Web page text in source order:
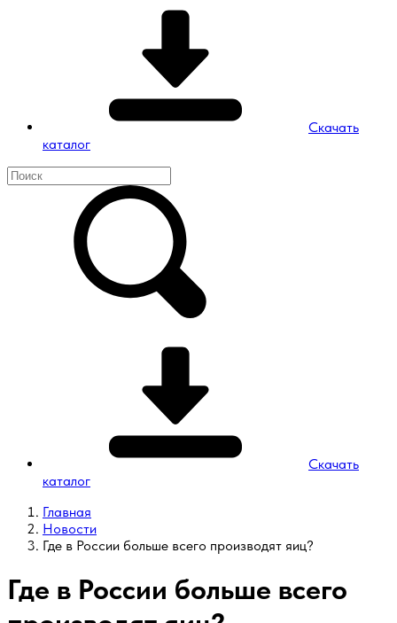
Скачать
каталог
Скачать
каталог
Главная
Новости
Где в России больше всего производят яиц?
Где в России больше всего